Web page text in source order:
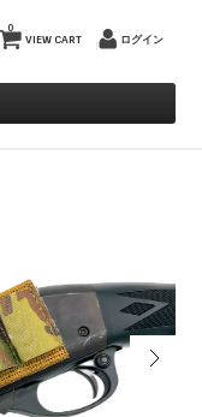
VIEW CART
0
ログイン